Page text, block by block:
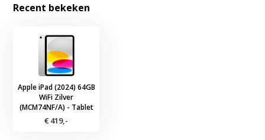
Recent bekeken
Apple iPad (2024) 64GB
WiFi Zilver
(MCM74NF/A) - Tablet
€ 419,-